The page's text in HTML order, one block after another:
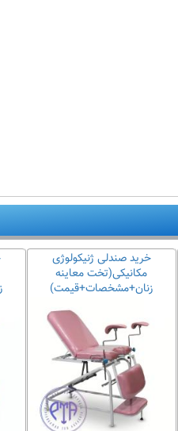
خرید صندلی ژنیکولوژی
مکانیکی(تخت معاینه
زنان+مشخصات+قیمت)